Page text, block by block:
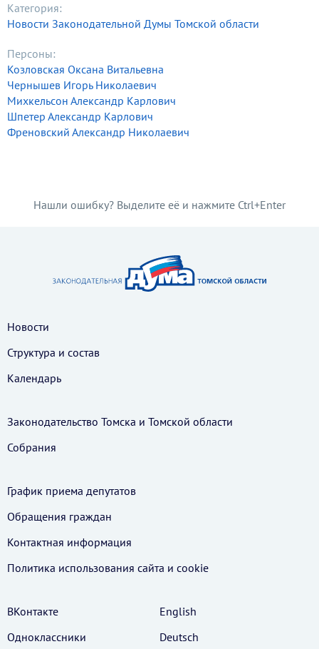
Категория:
Новости Законодательной Думы Томской области
Персоны:
Козловская Оксана Витальевна
Чернышев Игорь Николаевич
Михкельсон Александр Карлович
Шпетер Александр Карлович
Френовский Александр Николаевич
Нашли ошибку? Выделите её и нажмите Ctrl+Enter
Новости
Структура и состав
Календарь
Законодательство Томска и Томской области
Собрания
График приема депутатов
Обращения граждан
Контактная информация
Политика использования cайта и cookie
ВКонтакте
Одноклассники
English
Deutsch